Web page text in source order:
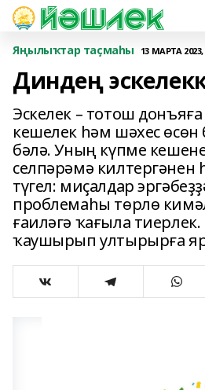
Яңылыҡтар таҫмаһы 13 МАРТА 2023,
Диндең
Эскелек – тотош
кешелек һәм шәхес
бәлә. Уның күпме
селпәрәмә килтергәнен
түгел: миҫалдар
проблемаһы төрлө
ғаиләгә ҡағыла
ҡаушырып ултырырға